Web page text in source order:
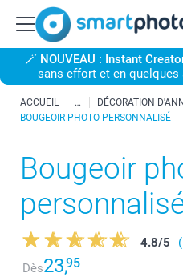
🪄 NOUVEAU : Instant
sans effort et en quelques
ACCUEIL
DÉCORATION
BOUGEOIR PHOTO PERSONNALISÉ
Bougeoir
4.8/5
Dès23,95